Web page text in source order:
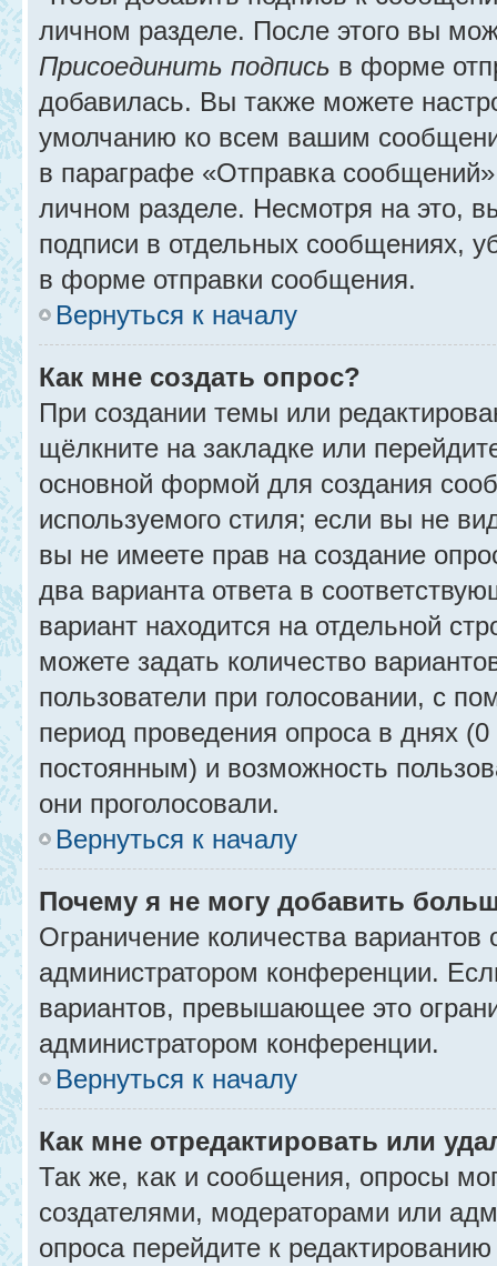
личном разделе. После этого вы
Присоединить подпись в форме
добавилась. Вы также можете
умолчанию ко всем вашим
в параграфе «Отправка
личном разделе. Несмотря на это,
подписи в отдельных сообщениях,
в форме отправки сообщения.
Вернуться к началу
Как мне создать опрос?
При создании темы или
щёлкните на закладке или
основной формой для создания
используемого стиля; если вы не
вы не имеете прав на создание
два варианта ответа в
вариант находится на отдельной
можете задать количество
пользователи при голосовании, с
период проведения опроса в днях (0
постоянным) и возможность
они проголосовали.
Вернуться к началу
Почему я не могу добавить
Ограничение количества вариантов
администратором конференции.
вариантов, превышающее это
администратором конференции.
Вернуться к началу
Как мне отредактировать или
Так же, как и сообщения, опросы
создателями, модераторами или
опроса перейдите к